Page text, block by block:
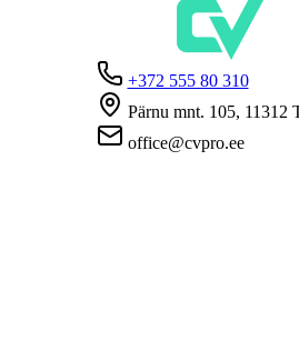
+372 555 80 310
Pärnu mnt. 105, 11312
office@cvpro.ee